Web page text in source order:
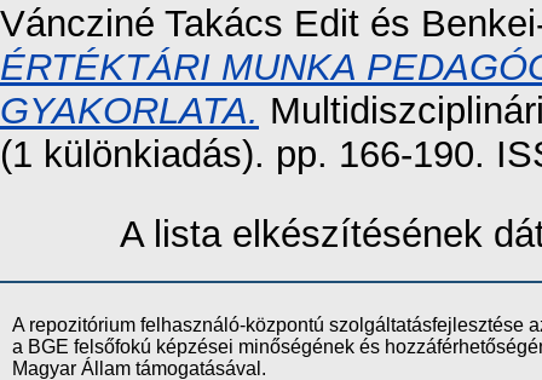
Váncziné Takács Edit és
ÉRTÉKTÁRI MUNKA
GYAKORLATA.
(1 különkiadás). pp. 166-190.
A lista elkészítésének
A repozitórium felhasználó-központú szolgáltatásfejlesztése
a BGE felsőfokú képzései minőségének és
Magyar Állam támogatásával.